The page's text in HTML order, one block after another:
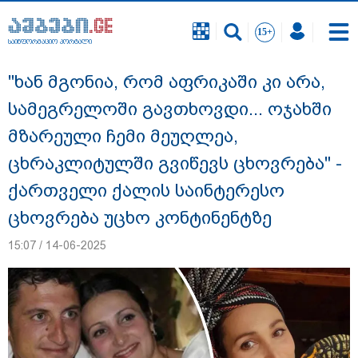
საინფორმაციო პორტალი
გიგა ავალიანის საქმეზე ნია იმნაძეს და
ანასტასია ბერუაშვილს ბრალდება
წარუდგინეს
საინფორმაციო პორტალი
"ხან მგონია, რომ აფრიკაში კი არა,
სამეგრელოში გავთხოვდი... ოჯახში
მზარეული ჩემი მეუღლეა,
ცხრაკლიტულში გვიწევს ცხოვრება" -
ქართველი ქალის საინტერესო
ცხოვრება უცხო კონტინენტზე
15:07 / 14-06-2025